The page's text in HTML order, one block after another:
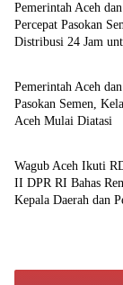
Pemerintah Aceh
Percepat Pasokan
Distribusi 24 Jam
Ekonomi
Pemerintah Aceh
Pasokan Semen,
Aceh Mulai Diatasi
Nasional
Wagub Aceh Ikuti
II DPR RI Bahas
Kepala Daerah dan